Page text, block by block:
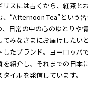
リスには古くから、紅茶と
、“Afternoon Tea”という
、日常の中の心のゆとりや
てみなさまにお届けしたい
したブランド。ヨーロッパ
を紹介し、それまでの日本
タイルを発信しています。